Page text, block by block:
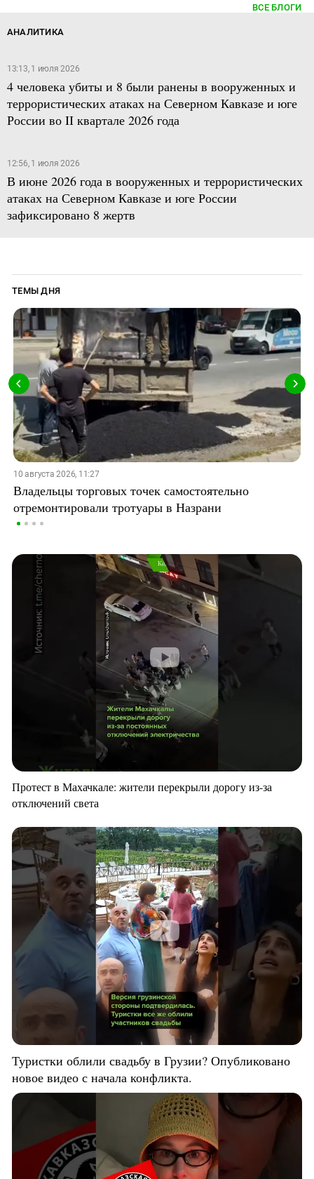
ВСЕ БЛОГИ
АНАЛИТИКА
13:13, 1 июля 2026
4 человека убиты и 8 были ранены в вооруженных и
террористических атаках на Северном Кавказе и юге
России во II квартале 2026 года
12:56, 1 июля 2026
В июне 2026 года в вооруженных и террористических
атаках на Северном Кавказе и юге России
зафиксировано 8 жертв
ТЕМЫ ДНЯ
10 августа 2026, 11:27
Владельцы торговых точек самостоятельно
отремонтировали тротуары в Назрани
Протест в Махачкале: жители перекрыли дорогу из-за
отключений света
Туристки облили свадьбу в Грузии? Опубликовано
новое видео с начала конфликта.